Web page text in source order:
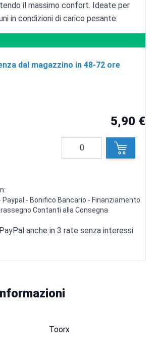
il massimo confort. Ideate per
in condizioni di carico pesante.
dal magazzino in 48-72 ore
5,90 €
Quantità
Paypal - Bonifico Bancario - Finanziamento
Contanti alla Consegna
anche in 3 rate senza interessi
Toorx